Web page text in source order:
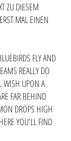
ZU DIESEM
MAL EINEN
FLY AND
REALLY DO
WISH UPON A
FAR BEHIND
DROPS HIGH
YOU'LL FIND